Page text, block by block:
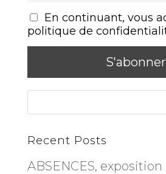
En continuant, vous
politique de
Recent Posts
ABSENCES, exposition